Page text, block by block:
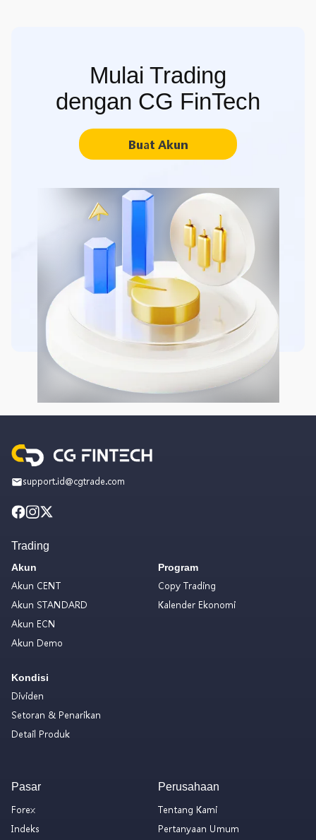
Mulai Trading
dengan CG FinTech
Buat Akun
support.id@cgtrade.com
Trading
Akun
Akun CENT
Akun STANDARD
Akun ECN
Akun Demo
Kondisi
Dividen
Setoran & Penarikan
Detail Produk
Program
Copy Trading
Kalender Ekonomi
Pasar
Forex
Indeks
Perusahaan
Tentang Kami
Pertanyaan Umum